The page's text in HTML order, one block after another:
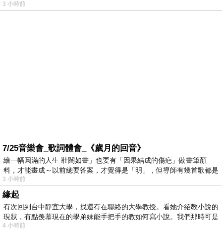
3 小時前
7/25音樂會_歌詞體會_《歲月的回音》
繪一幅圓滿的人生 壯闊如畫」也要有「因果結成的傷疤」做畫筆顏
料，才能畫成～以前總要答案，才覺得是「明」，但導師有幾首歌都是
在教
3 小時前
緣起
有次回到台中靜宜大學，找還有在聯絡的大學教授。看她介紹教小說的
現狀，有點羨慕現在的學弟妹能手把手的教如何寫小說。我們那時可是
4 小時前